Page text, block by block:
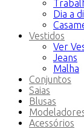
Dia a
Vestidos
Ver
Jeans
Malha
Conjuntos
Saias
Blusas
Acessórios